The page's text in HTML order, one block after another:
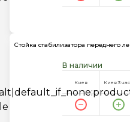
Стойка стабилизатора переднего
В наличии
Киев Киев 3